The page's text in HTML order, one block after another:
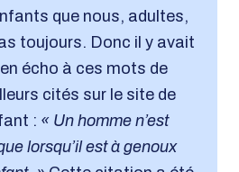
que nous, adultes,
toujours. Donc il y avait
en écho à ces mots de
cités sur le site de
: « Un homme n’est
lorsqu’il est à genoux